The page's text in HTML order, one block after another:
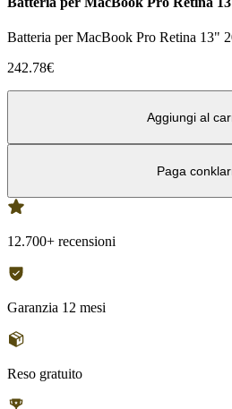
Batteria per MacBook Pro Retina 13"
242.78€
Aggiungi al
Paga con
12.700+ recensioni
Garanzia 12 mesi
Reso gratuito